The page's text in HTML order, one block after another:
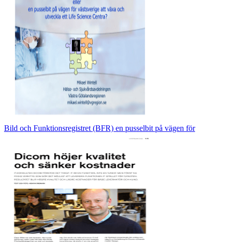
Bild och Funktionsregistret (BFR) en pusselbit på vägen för